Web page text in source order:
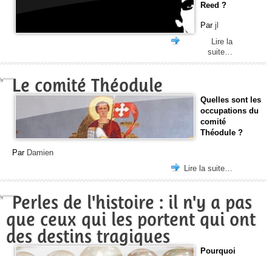
Reed ?
Par jl
Lire la
suite…
Le comité Théodule
Quelles sont les
occupations du
comité
Théodule ?
Par Damien
Lire la suite…
Perles de l'histoire : il n'y a pas
que ceux qui les portent qui ont
des destins tragiques
Pourquoi